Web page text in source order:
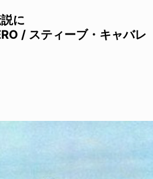
に
/ スティーブ・キャバレ